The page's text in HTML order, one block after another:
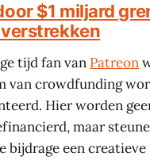
$1 miljard
tijd fan van Patreon
van crowdfunding
Hier worden
maar
bijdrage een creatieve